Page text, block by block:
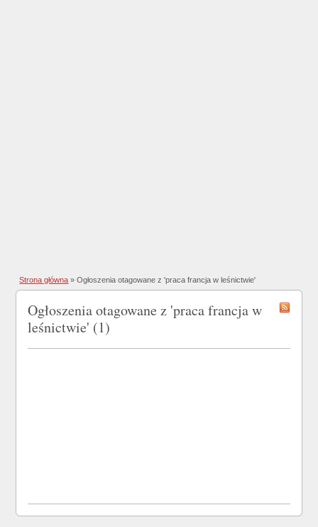
Strona główna »Ogłoszenia otagowane z 'praca francja w leśnictwie'
Ogłoszenia otagowane z 'praca francja w
leśnictwie' (1)